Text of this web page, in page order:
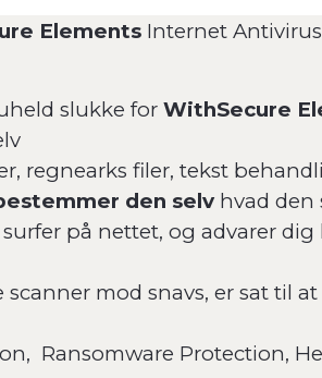
Elements Internet
slukke for WithSecure
regnearks filer, tekst
den selv hvad den
på nettet, og advarer dig
mod snavs, er sat til at
Ransomware Protection,